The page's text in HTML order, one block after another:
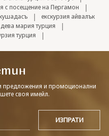
с посещение на Пергамон |
| екскурзия айвалък
мария турция |
турция |
предложения и промоционални
своя имейл.